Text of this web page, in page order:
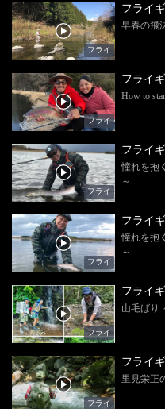
フライ
フライ
早春の飛
フライ
フライ
How to
フライ
フライ
憧れを抱
～
フライ
フライ
憧れを抱
～
フライ
フライ
山毛ばり
フライ
フライ
里見栄正